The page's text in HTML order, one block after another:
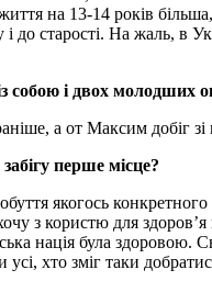
на 13-14 років
до старості. На жаль, в
собою і двох молодших
а от Максим
перше місце?
якогось
з користю для
нація була здоровою.
хто зміг таки